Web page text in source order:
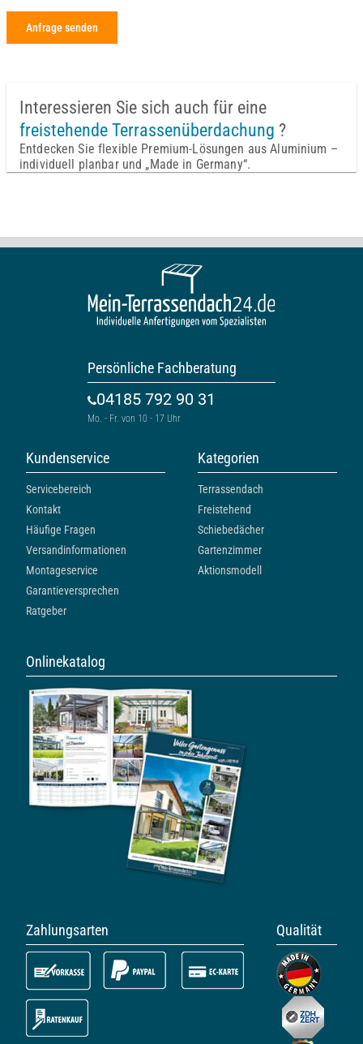
Anfrage senden
Interessieren Sie sich auch für eine
freistehende Terrassenüberdachung ?
Entdecken Sie flexible Premium-Lösungen aus Aluminium –
individuell planbar und „Made in Germany“.
Persönliche Fachberatung
04185 792 90 31
Mo. - Fr. von 10 - 17 Uhr
Kundenservice
Servicebereich
Kontakt
Häufige Fragen
Versandinformationen
Montageservice
Garantieversprechen
Ratgeber
Kategorien
Terrassendach
Freistehend
Schiebedächer
Gartenzimmer
Aktionsmodell
Onlinekatalog
Zahlungsarten Qualität